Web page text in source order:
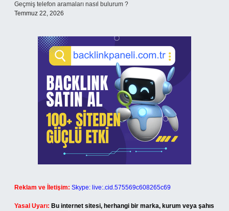
Geçmiş telefon aramaları nasıl bulurum ?
Temmuz 22, 2026
Reklam ve İletişim: Skype: live:.cid.575569c608265c69
Yasal Uyarı: Bu internet sitesi, herhangi bir marka, kurum veya şahıs